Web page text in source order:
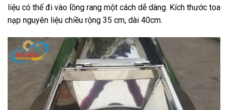
liệu có thể đi vào lồng rang một cách dễ dàng. Kích thước toa
nạp nguyên liệu chiều rộng 35 cm, dài 40cm.